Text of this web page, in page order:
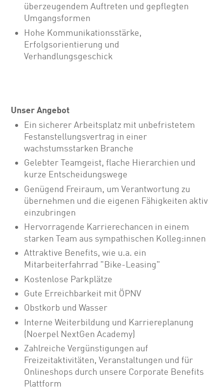
überzeugendem Auftreten und gepflegten
Umgangsformen
Hohe Kommunikationsstärke,
Erfolgsorientierung und
Verhandlungsgeschick
Unser Angebot
Ein sicherer Arbeitsplatz mit unbefristetem
Festanstellungsvertrag in einer
wachstumsstarken Branche
Gelebter Teamgeist, flache Hierarchien und
kurze Entscheidungswege
Genügend Freiraum, um Verantwortung zu
übernehmen und die eigenen Fähigkeiten aktiv
einzubringen
Hervorragende Karrierechancen in einem
starken Team aus sympathischen Kolleg:innen
Attraktive Benefits, wie u.a. ein
Mitarbeiterfahrrad "Bike-Leasing"
Kostenlose Parkplätze
Gute Erreichbarkeit mit ÖPNV
Obstkorb und Wasser
Interne Weiterbildung und Karriereplanung
(Noerpel NextGen Academy)
Zahlreiche Vergünstigungen auf
Freizeitaktivitäten, Veranstaltungen und für
Onlineshops durch unsere Corporate Benefits
Plattform